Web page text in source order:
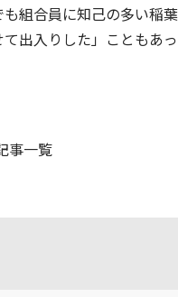
組合員に知己の多い稲
出入りした」こともあっ
事一覧